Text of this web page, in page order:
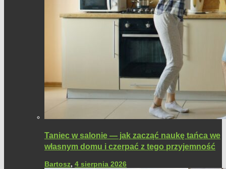
Taniec w salonie — jak zacząć naukę tańca we
własnym domu i czerpać z tego przyjemność
Bartosz, 4 sierpnia 2026